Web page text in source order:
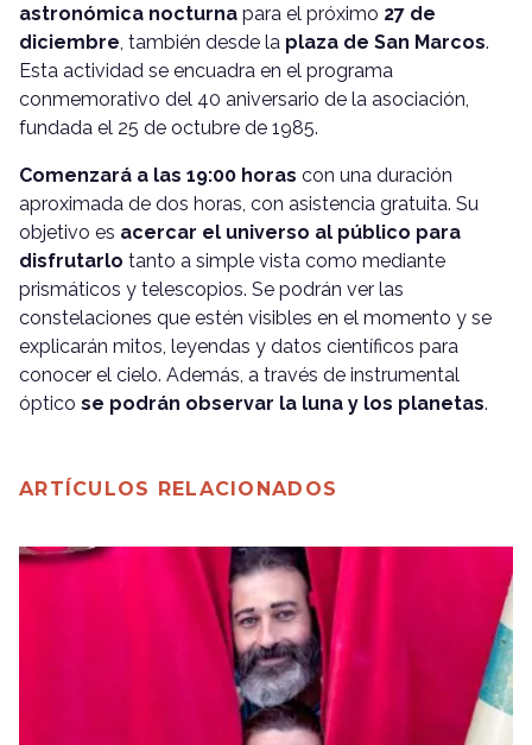
astronómica nocturna para el próximo 27 de
diciembre, también desde la plaza de San Marcos.
Esta actividad se encuadra en el programa
conmemorativo del 40 aniversario de la asociación,
fundada el 25 de octubre de 1985.
Comenzará a las 19:00 horas con una duración
aproximada de dos horas, con asistencia gratuita. Su
objetivo es acercar el universo al público para
disfrutarlo tanto a simple vista como mediante
prismáticos y telescopios. Se podrán ver las
constelaciones que estén visibles en el momento y se
explicarán mitos, leyendas y datos científicos para
conocer el cielo. Además, a través de instrumental
óptico se podrán observar la luna y los planetas.
ARTÍCULOS RELACIONADOS